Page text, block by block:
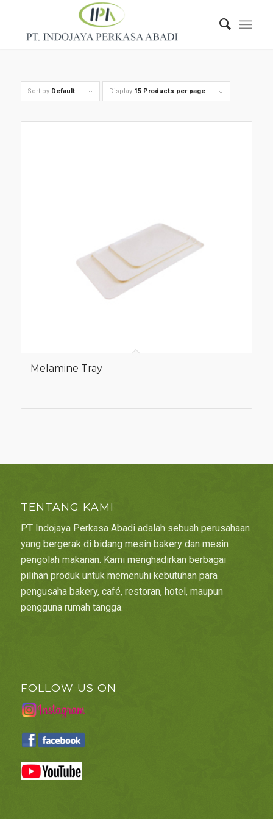
Sort by Default Display 15 Products per page
Melamine Tray
TENTANG KAMI
PT Indojaya Perkasa Abadi adalah sebuah perusahaan
yang bergerak di bidang mesin bakery dan mesin
pengolah makanan. Kami menghadirkan berbagai
pilihan produk untuk memenuhi kebutuhan para
pengusaha bakery, café, restoran, hotel, maupun
pengguna rumah tangga.
FOLLOW US ON